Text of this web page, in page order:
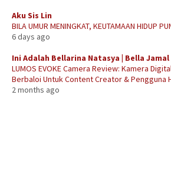
Aku Sis Lin
BILA UMUR MENINGKAT, KEUTAMAAN HIDUP
6 days ago
Ini Adalah Bellarina Natasya | Bella Jamal
LUMOS EVOKE Camera Review: Kamera
Berbaloi Untuk Content Creator & Pengguna
2 months ago